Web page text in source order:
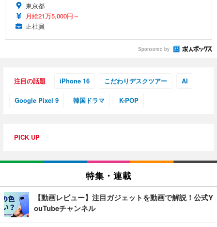
東京都
月給21万5,000円～
正社員
Sponsored by
注目の話題 iPhone 16 こだわりデスクツアー AI
Google Pixel 9 韓国ドラマ K-POP
PICK UP
特集・連載
【動画レビュー】注目ガジェットを動画で解説！公式Y
ouTubeチャンネル